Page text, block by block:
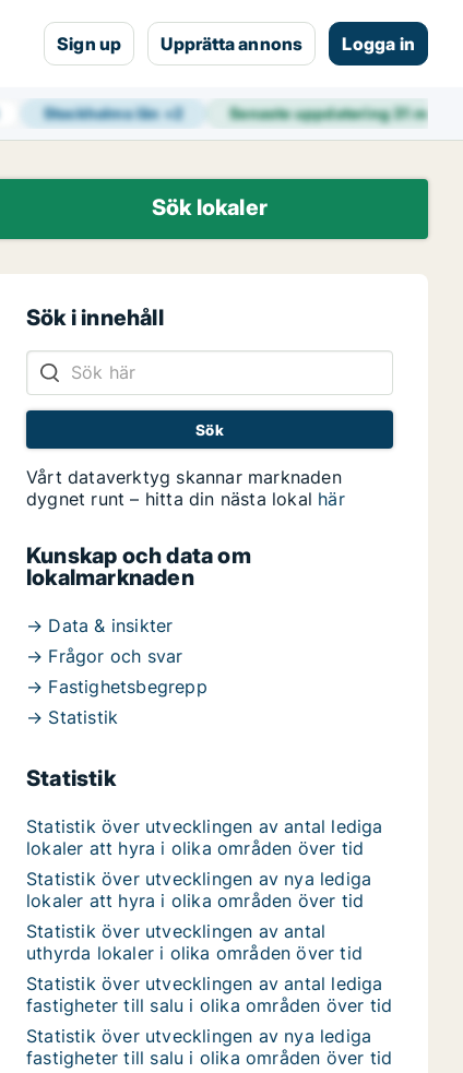
Sign up Upprätta annons Logga in
Stockholms län+2 Senaste uppdatering31 min
Sök lokaler
Sök i innehåll
Vårt dataverktyg skannar marknaden
dygnet runt – hitta din nästa lokal här
Kunskap och data om
lokalmarknaden
→ Data & insikter
→ Frågor och svar
→ Fastighetsbegrepp
→ Statistik
Statistik
Statistik över utvecklingen av antal lediga
lokaler att hyra i olika områden över tid
Statistik över utvecklingen av nya lediga
lokaler att hyra i olika områden över tid
Statistik över utvecklingen av antal
uthyrda lokaler i olika områden över tid
Statistik över utvecklingen av antal lediga
fastigheter till salu i olika områden över tid
Statistik över utvecklingen av nya lediga
fastigheter till salu i olika områden över tid